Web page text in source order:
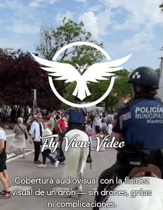
Fly View Video
Cobertura audiovisual con la fluidez
visual de un dron — sin drones, grúas
ni complicaciones.